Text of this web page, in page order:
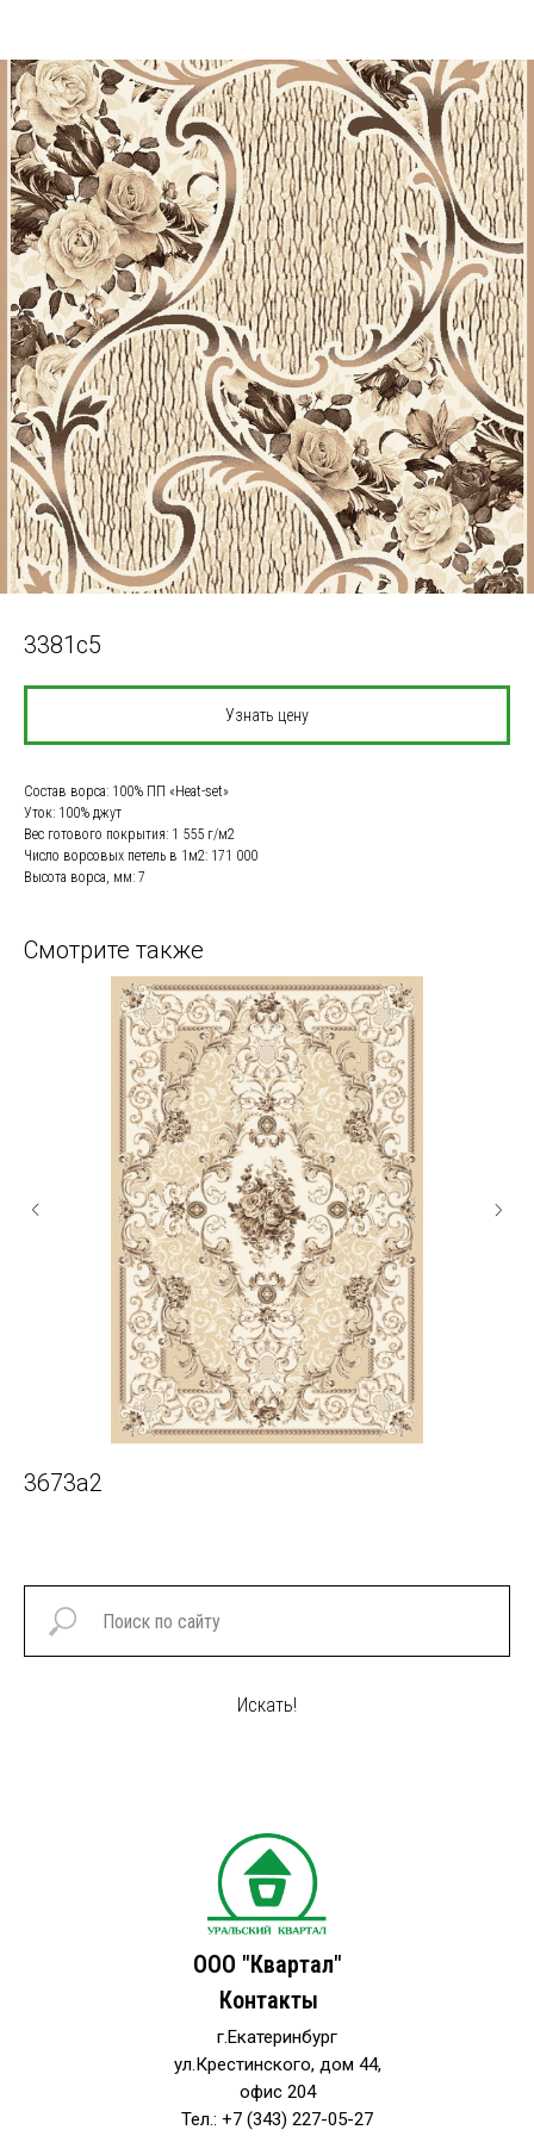
3381c5
Узнать цену
Состав ворса: 100% ПП «Heat-set»
Уток: 100% джут
Вес готового покрытия: 1 555 г/м2
Число ворсовых петель в 1м2: 171 000
Высота ворса, мм: 7
Смотрите также
3673a2
Искать!
ООО "Квартал"
Контакты
г.Екатеринбург
ул.Крестинского, дом 44,
офис 204
Тел.: +7 (343) 227-05-27